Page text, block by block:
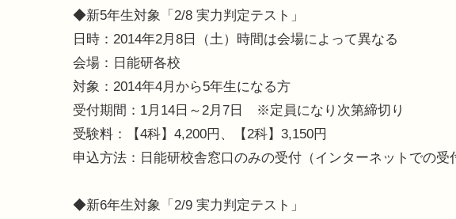
◆新5年生対象「2/8 実力判定テスト」
日時：2014年2月8日（土）時間は会場によって異なる
会場：日能研各校
対象：2014年4月から5年生になる方
受付期間：1月14日～2月7日 ※定員になり次第締切り
受験料：【4科】4,200円、【2科】3,150円
申込方法：日能研校舎窓口のみの受付（インターネットでの受
◆新6年生対象「2/9 実力判定テスト」